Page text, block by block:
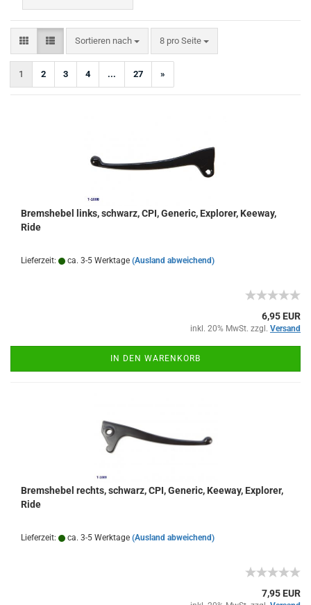
Sortieren nach
Sortieren nach 8 pro Seite
pro Seite
1 2 3 4 ... 27 »
Bremshebel links, schwarz, CPI, Generic, Explorer, Keeway,
Ride
Lieferzeit: ca. 3-5 Werktage (Ausland abweichend)
6,95 EUR
inkl. 20% MwSt. zzgl. Versand
IN DEN WARENKORB
Bremshebel rechts, schwarz, CPI, Generic, Keeway, Explorer,
Ride
Lieferzeit: ca. 3-5 Werktage (Ausland abweichend)
7,95 EUR